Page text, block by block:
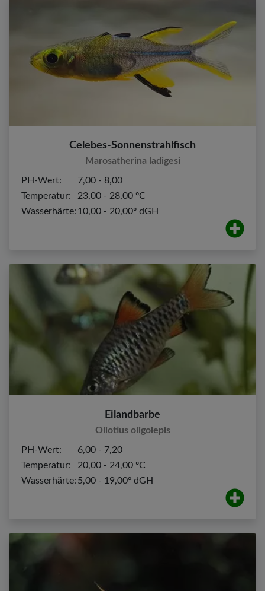
Celebes-Sonnenstrahlfisch
Marosatherina ladigesi
PH-Wert:
7,00 - 8,00
Temperatur:
23,00 - 28,00 ºC
Wasserhärte: 10,00 - 20,00º dGH
Eilandbarbe
Oliotius oligolepis
PH-Wert:
6,00 - 7,20
Temperatur:
20,00 - 24,00 ºC
Wasserhärte: 5,00 - 19,00º dGH